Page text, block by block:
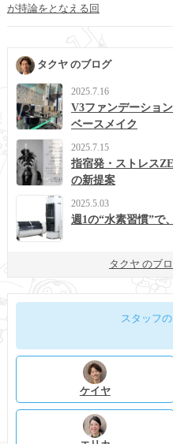
が持論をとなえる回
タクヤ のブログ
2025.7.16
V3ファンデーショ
ベースメイク
2025.7.15
指宿発・ストレス
の新提案
2025.5.03
週1の“水素習慣”で
タクヤ のブ
スタッフ
ケイヤ